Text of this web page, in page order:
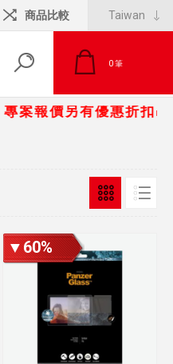
商品比較
0筆
案報價另有優惠折扣🎁
▼60%